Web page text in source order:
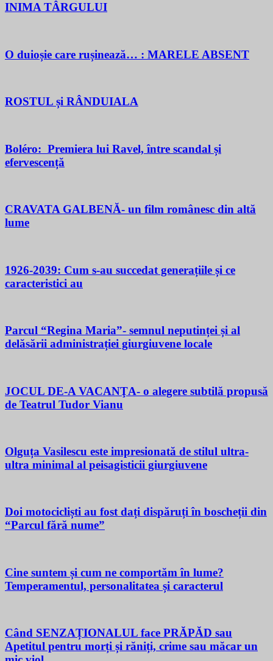
INIMA TÂRGULUI
O duioșie care rușinează… : MARELE ABSENT
ROSTUL și RÂNDUIALA
Boléro: Premiera lui Ravel, între scandal și
efervescență
CRAVATA GALBENĂ- un film românesc din altă
lume
1926-2039: Cum s-au succedat generațiile și ce
caracteristici au
Parcul “Regina Maria”- semnul neputinței și al
delăsării administrației giurgiuvene locale
JOCUL DE-A VACANŢA- o alegere subtilă propusă
de Teatrul Tudor Vianu
Olguța Vasilescu este impresionată de stilul ultra-
ultra minimal al peisagisticii giurgiuvene
Doi motocicliști au fost dați dispăruți în boscheții din
“Parcul fără nume”
Cine suntem și cum ne comportăm în lume?
Temperamentul, personalitatea și caracterul
Când SENZAȚIONALUL face PRĂPĂD sau
Apetitul pentru morți și răniți, crime sau măcar un